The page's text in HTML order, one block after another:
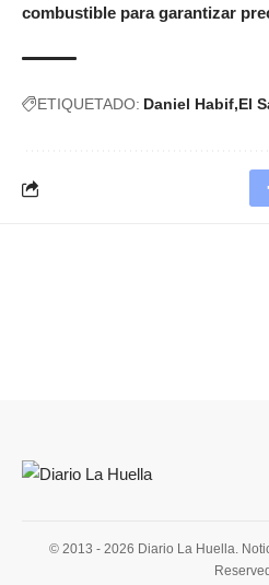
combustible para garantizar
ETIQUETADO: Daniel Habif El
© 2013 - 2026 Diario La Huella.